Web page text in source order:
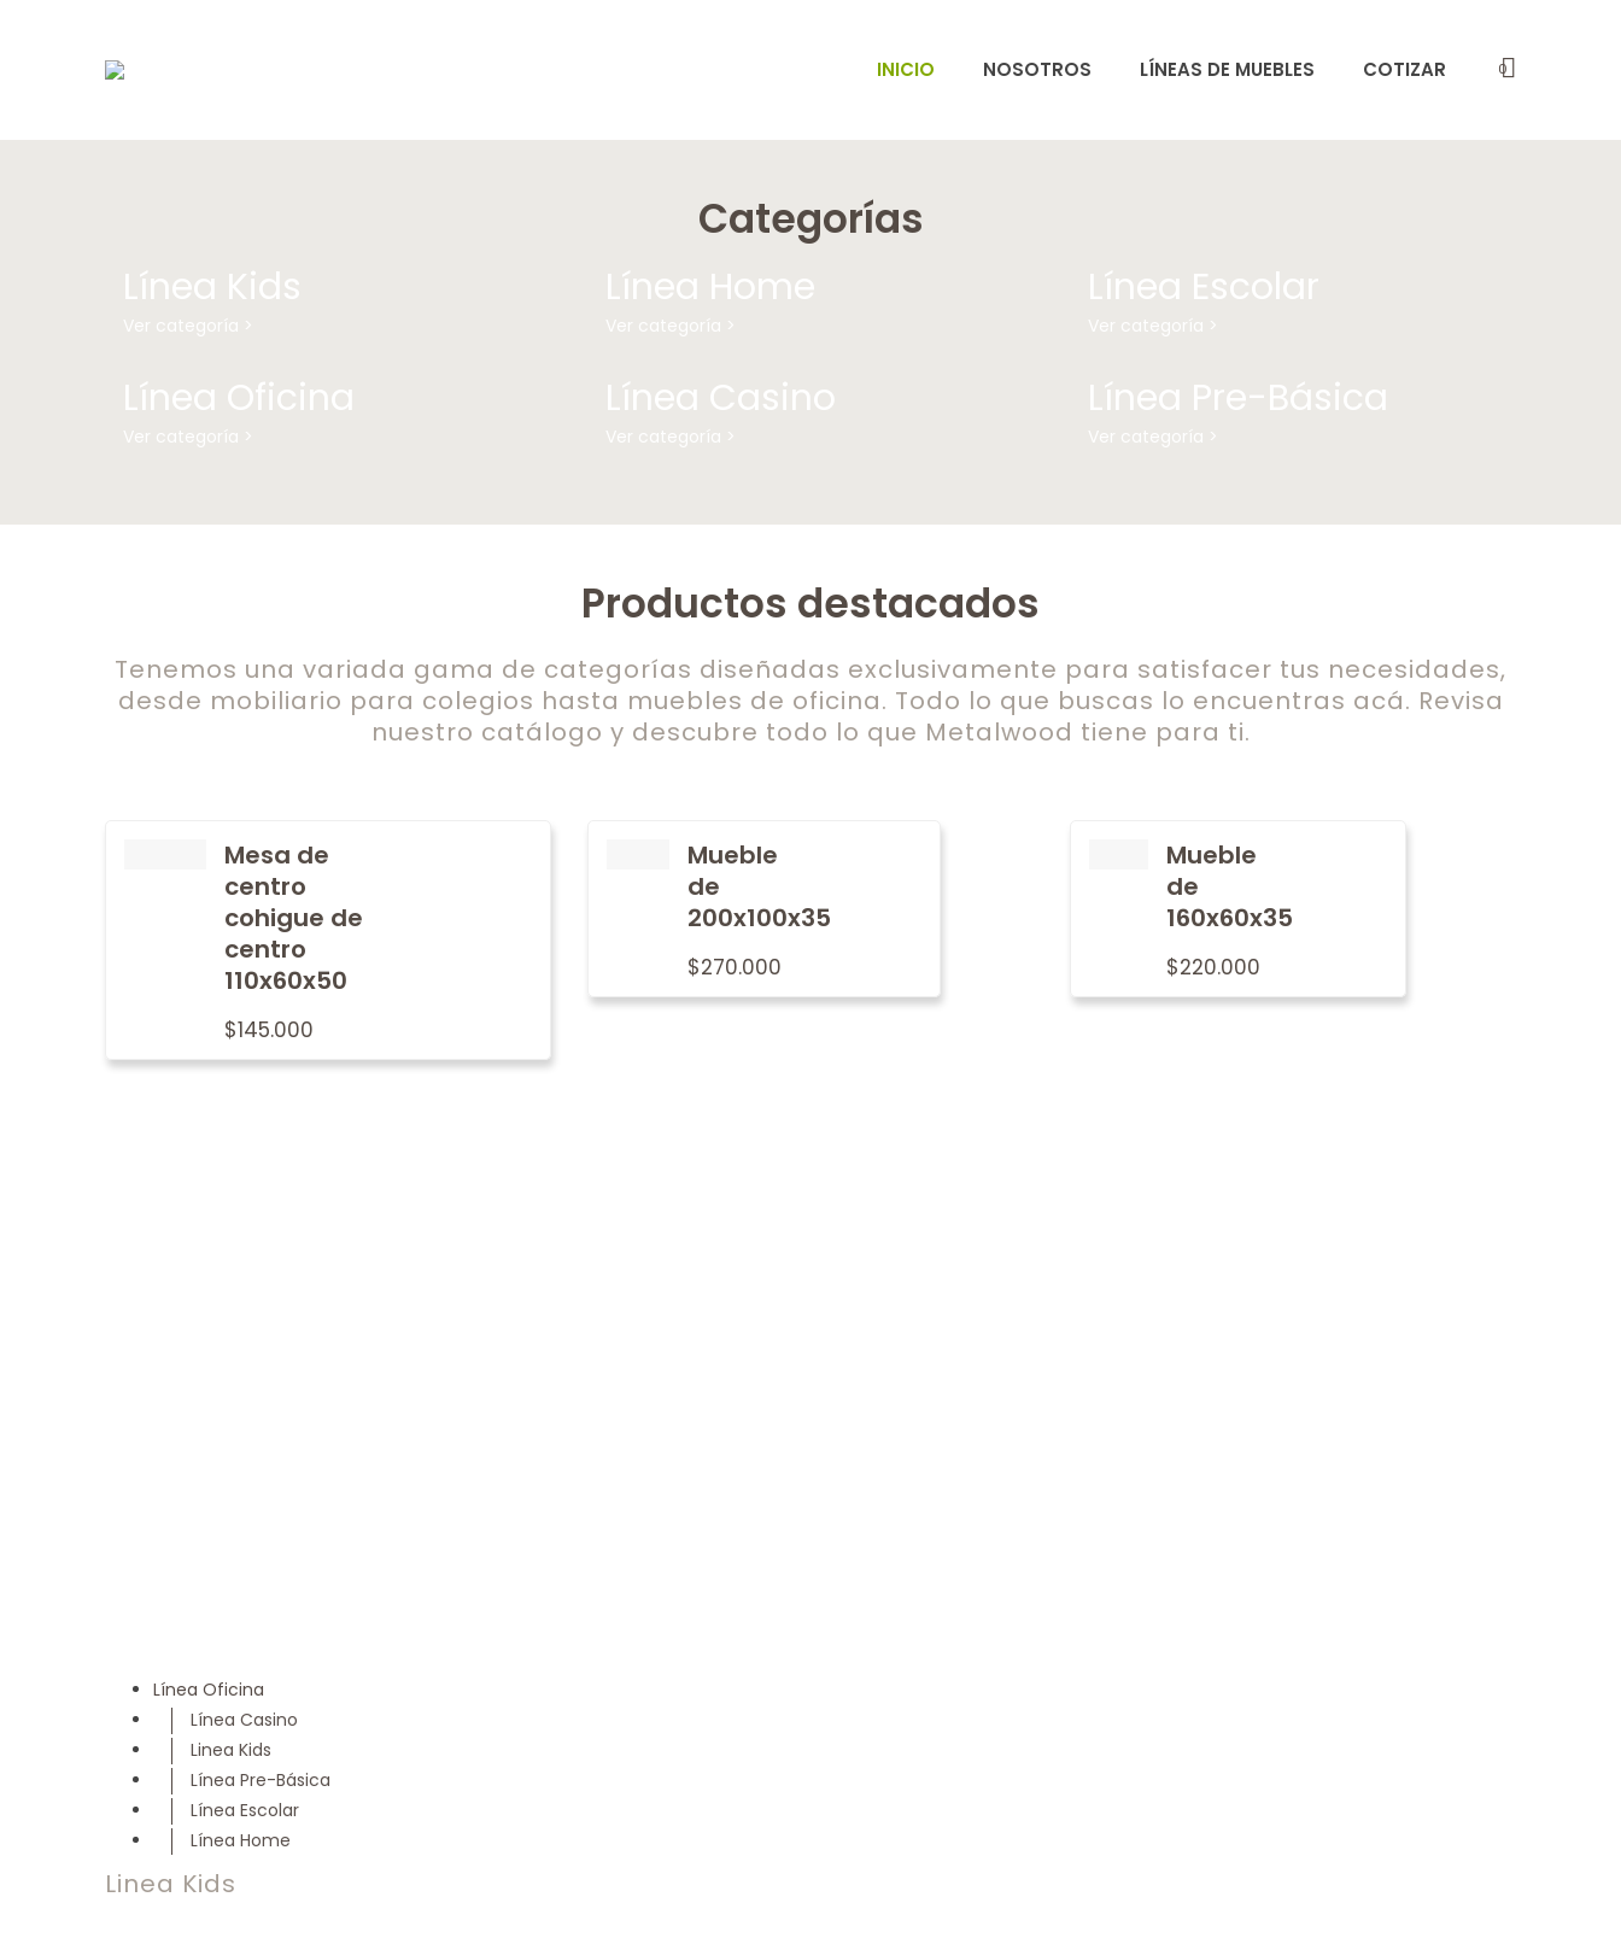
INICIO NOSOTROS LÍNEAS DE MUEBLES COTIZAR 0
Categorías
Línea Kids
Ver categoría >
Línea Home
Ver categoría >
Línea Escolar
Ver categoría >
Línea Oficina
Ver categoría >
Línea Casino
Ver categoría >
Línea Pre-Básica
Ver categoría >
Productos destacados
Tenemos una variada gama de categorías diseñadas exclusivamente para satisfacer tus necesidades,
desde mobiliario para colegios hasta muebles de oficina. Todo lo que buscas lo encuentras acá. Revisa
nuestro catálogo y descubre todo lo que Metalwood tiene para ti.
Mesa de
centro
cohigue de
centro
110x60x50
$145.000
Mueble
de
200x100x35
$270.000
Mueble
de
160x60x35
$220.000
Línea Oficina
Línea Casino
Linea Kids
Línea Pre-Básica
Línea Escolar
Línea Home
Linea Kids